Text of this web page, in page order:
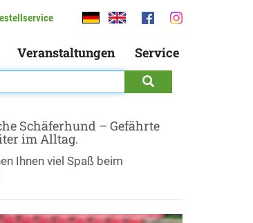
Veranstaltungen Service
Schäferhund – Gefährte
im Alltag.
Ihnen viel Spaß beim